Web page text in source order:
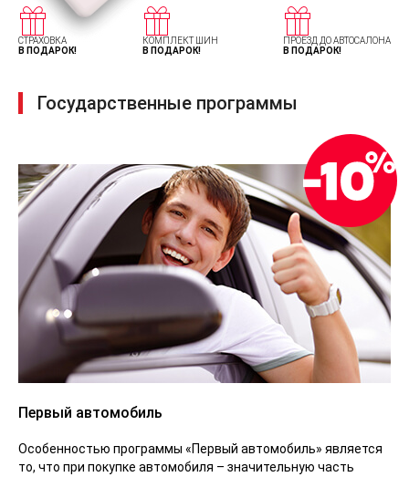
СТРАХОВКА
В ПОДАРОК!
КОМПЛЕКТ ШИН
В ПОДАРОК!
ПРОЕЗД ДО АВТОСАЛОНА
В ПОДАРОК!
Государственные программы
Первый автомобиль
Особенностью программы «Первый автомобиль» является
то, что при покупке автомобиля – значительную часть